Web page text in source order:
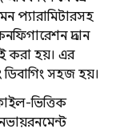
প্যারামিটারসহ
প্রদান
করা হয়। এর
ডিবাগিং সহজ হয়।
ভিত্তিক